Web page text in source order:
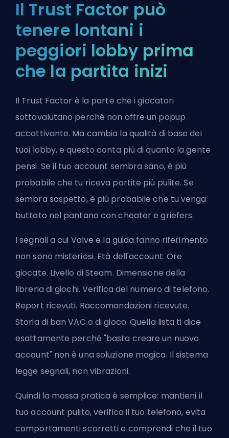
Il Trust Factor può
tenere lontani i
peggiori lobby prima
che la partita inizi
Il Trust Factor è la parte che i giocatori
sottovalutano perché non offre un popup
accattivante. Ma cambia la qualità di base dei
tuoi lobby, e questo conta più di quanto la gente
pensi. Se il tuo account sembra sano, è più
probabile che tu riceva partite più pulite. Se
sembra sospetto, è più probabile che tu venga
buttato nel pantano con cheater e griefers.
I segnali a cui Valve e la guida fanno riferimento
non sono misteriosi. Età dell'account. Ore
giocate. Livello di Steam. Dimensione della
libreria di giochi. Verifica del numero di telefono.
Report ricevuti. Raccomandazioni ricevute.
Storia di ban VAC o di gioco. Quella lista ti dice
esattamente perché "basta creare un nuovo
account" non è una soluzione magica. Il sistema
legge segnali, non vibrazioni.
Quindi la mossa pratica è semplice: mantieni il
tuo account pulito, verifica il tuo telefono, evita
comportamenti scorretti e comprendi che il tuo